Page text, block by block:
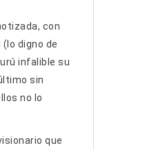
con
digno de
infalible su
sin
no lo
que